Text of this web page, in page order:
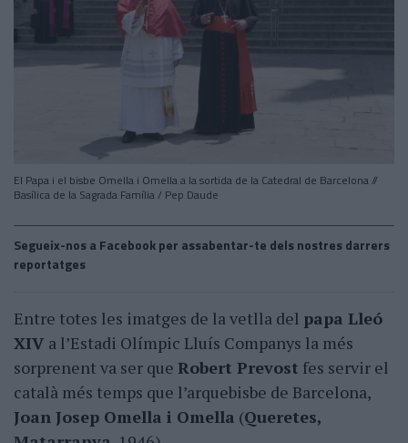
El Papa i el bisbe Omella i Omella a la sortida de la Catedral de Barcelona //
Basílica de la Sagrada Família / Pep Daude
Segueix-nos a Facebook per assabentar-te dels nostres darrers
reportatges
Entre totes les imatges de la vetlla del papa Lleó
XIV a l’Estadi Olímpic Lluís Companys la més
sorprenent va ser que Robert Prevost fes servir el
català més temps que l’arquebisbe de Barcelona,
Joan Josep Omella i Omella (Queretes,